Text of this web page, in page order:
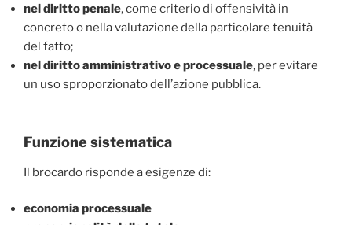
nel diritto penale, come criterio di offensività in
concreto o nella valutazione della particolare tenuità
del fatto;
nel diritto amministrativo e processuale, per evitare
un uso sproporzionato dell’azione pubblica.
Funzione sistematica
Il brocardo risponde a esigenze di:
economia processuale